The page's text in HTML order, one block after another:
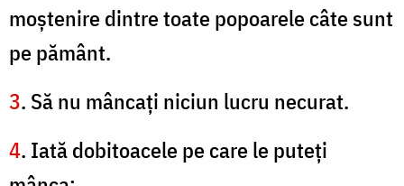
moştenire dintre toate popoarele câte sunt
pe pământ.
3. Să nu mâncaţi niciun lucru necurat.
4. Iată dobitoacele pe care le puteţi